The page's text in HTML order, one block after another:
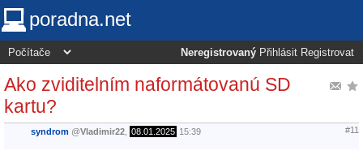
poradna.net
Neregistrovaný Přihlásit Registrovat
Ako zviditelním naformátovanú SD
kartu?
syndrom @Vladimir22 08.01.2025 15:39 #11